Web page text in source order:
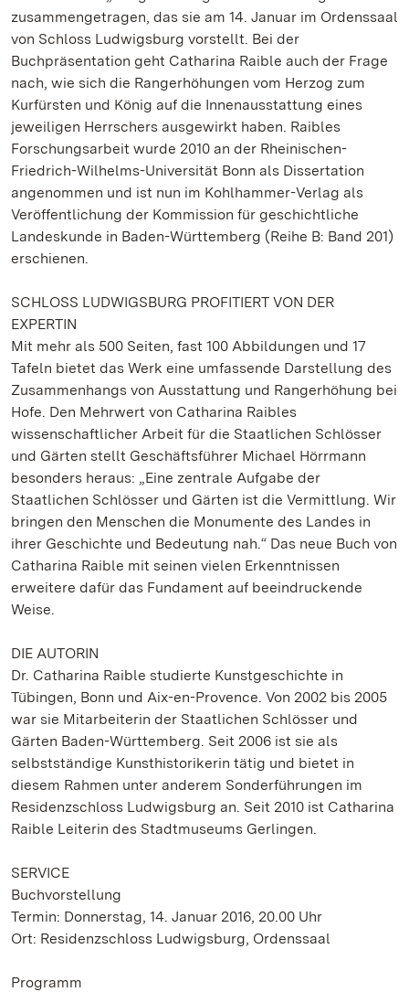
zusammengetragen, das sie am 14. Januar im Ordenssaal
von Schloss Ludwigsburg vorstellt. Bei der
Buchpräsentation geht Catharina Raible auch der Frage
nach, wie sich die Rangerhöhungen vom Herzog zum
Kurfürsten und König auf die Innenausstattung eines
jeweiligen Herrschers ausgewirkt haben. Raibles
Forschungsarbeit wurde 2010 an der Rheinischen-
Friedrich-Wilhelms-Universität Bonn als Dissertation
angenommen und ist nun im Kohlhammer-Verlag als
Veröffentlichung der Kommission für geschichtliche
Landeskunde in Baden-Württemberg (Reihe B: Band 201)
erschienen.
SCHLOSS LUDWIGSBURG PROFITIERT VON DER
EXPERTIN
Mit mehr als 500 Seiten, fast 100 Abbildungen und 17
Tafeln bietet das Werk eine umfassende Darstellung des
Zusammenhangs von Ausstattung und Rangerhöhung bei
Hofe. Den Mehrwert von Catharina Raibles
wissenschaftlicher Arbeit für die Staatlichen Schlösser
und Gärten stellt Geschäftsführer Michael Hörrmann
besonders heraus: „Eine zentrale Aufgabe der
Staatlichen Schlösser und Gärten ist die Vermittlung. Wir
bringen den Menschen die Monumente des Landes in
ihrer Geschichte und Bedeutung nah.“ Das neue Buch von
Catharina Raible mit seinen vielen Erkenntnissen
erweitere dafür das Fundament auf beeindruckende
Weise.
DIE AUTORIN
Dr. Catharina Raible studierte Kunstgeschichte in
Tübingen, Bonn und Aix-en-Provence. Von 2002 bis 2005
war sie Mitarbeiterin der Staatlichen Schlösser und
Gärten Baden-Württemberg. Seit 2006 ist sie als
selbstständige Kunsthistorikerin tätig und bietet in
diesem Rahmen unter anderem Sonderführungen im
Residenzschloss Ludwigsburg an. Seit 2010 ist Catharina
Raible Leiterin des Stadtmuseums Gerlingen.
SERVICE
Buchvorstellung
Termin: Donnerstag, 14. Januar 2016, 20.00 Uhr
Ort: Residenzschloss Ludwigsburg, Ordenssaal
Programm